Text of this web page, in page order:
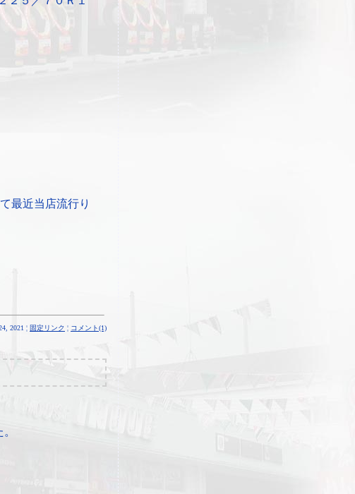
最近当店流行り
2021 ¦ 固定リンク ¦ コメント(1)